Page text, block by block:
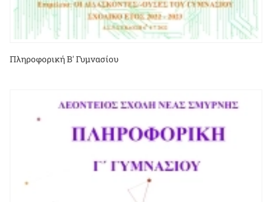
Πληροφορική Β' Γυμνασίου